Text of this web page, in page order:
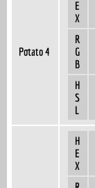
Potato 4
E
X
R
G
B
H
S
L
H
E
X